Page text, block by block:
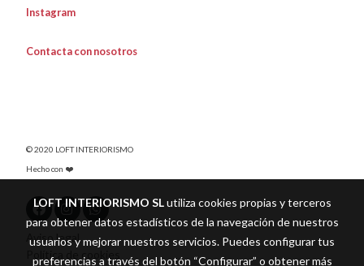
Instagram
Contacta con nosotros
© 2020 LOFT INTERIORISMO
Hecho con ❤️
Aviso legal
Política de cookies
LOFT INTERIORISMO SLutiliza cookies propias y terceros
para obtener datos estadísticos de la navegación de nuestros
usuarios y mejorar nuestros servicios. Puedes configurar tus
preferencias a través del botón “Configurar” o obtener más